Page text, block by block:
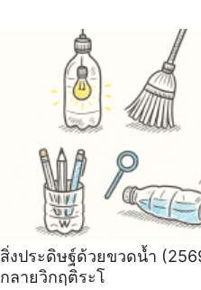
สิ่งประดิษฐ์ด้วยขวดน้ำ
กลายวิกฤติระโ